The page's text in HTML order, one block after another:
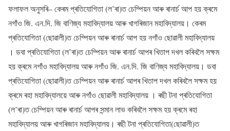
ফলাফল অনুসৰি– কেৰম প্ৰতিযোগিতা (ল’ৰা)ত চেম্পিয়ন আৰু ৰানাৰ্চ আপ হয় ক্ৰমে
নগাঁও জি. এন.দি. জি বাণিজ্য মহাবিদ্যালয় আৰু খাগৰিজান মহাবিদ্যালয়। কেৰম
প্ৰতিযোগিতা (ছোৱালী)ত চেম্পিয়ন আৰু ৰানাৰ্চ আপ হয় নগাঁও ছোৱালী মহাবিদ্যালয়
। ডবা প্ৰতিযোগিতা (ল’ৰা)ত চেম্পিয়ন আৰু ৰানাৰ্চ আপৰ খিতাপ দখল কৰিবলৈ সক্ষম
হয় ক্ৰমে নগাঁও মহাবিদ্যালয় আৰু নগাঁও জি. এন.দি. জি বাণিজ্য মহাবিদ্যালয়। ডবা
প্ৰতিযোগিতা (ছোৱালী)ত চেম্পিয়ন আৰু ৰানাৰ্চ আপৰ খিতাপ দখল কৰিবলৈ সক্ষম হয়
ক্ৰমে ৰহা মহাবিদ্যালয়ে আৰু নগাঁও ছোৱালী মহাবিদ্যালয় । ৰছী টনা প্ৰতিযোগিতা
(ল’ৰা)ত চেম্পিয়ন আৰু ৰানাৰ্চ আপৰ সন্মান লাভ কৰিবলৈ সক্ষম হয় ক্ৰমে ৰহা
মহাবিদ্যালয় আৰু খাগৰিজান মহাবিদ্যালয়। ৰছী টনা প্ৰতিযোগিতা(ছোৱালী)ত